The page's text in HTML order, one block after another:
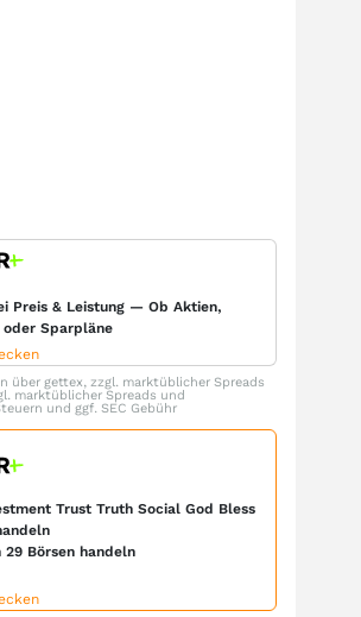
Preis & Leistung — Ob Aktien,
oder Sparpläne
über gettex, zzgl. marktüblicher Spreads
marktüblicher Spreads und
und ggf. SEC Gebühr
Trust Truth Social God Bless
Börsen handeln